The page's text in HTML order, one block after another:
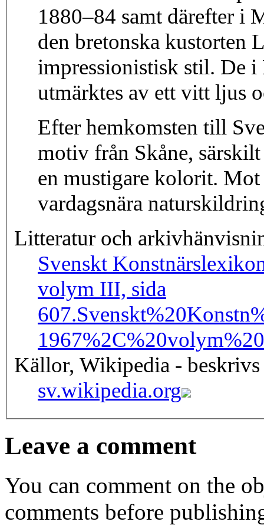
1880–84 samt därefter i
den bretonska kustorten
impressionistisk stil. De
utmärktes av ett vitt ljus
Efter hemkomsten till
motiv från Skåne,
en mustigare kolorit.
vardagsnära
Litteratur och
Svenskt
volym III, sida
607.
Källor, Wikipedia - beskrivs
sv.wikipedia.org
Leave a comment
You can comment on the
comments before